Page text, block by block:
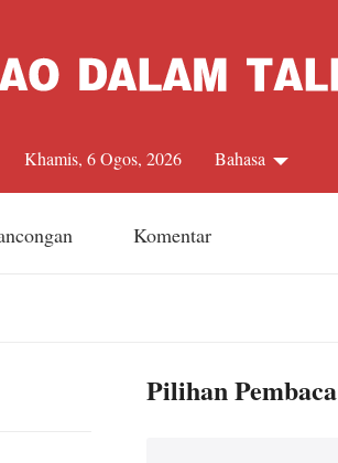
Bahasa
Français
Khamis, 6 Ogos, 2026
Komentar
Pilihan Pembaca